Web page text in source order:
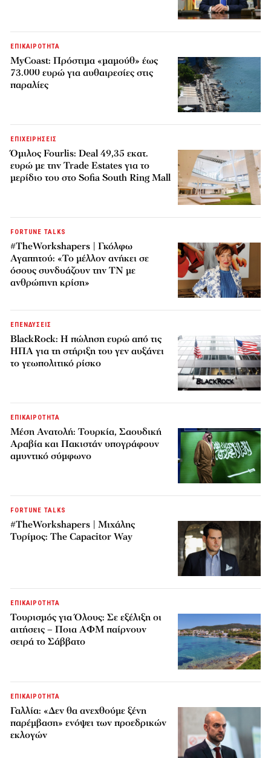
ΕΠΙΚΑΙΡΟΤΗΤΑ
MyCoast: Πρόστιμα «μαμούθ» έως
73.000 ευρώ για αυθαιρεσίες στις
παραλίες
ΕΠΙΧΕΙΡΗΣΕΙΣ
Όμιλος Fourlis: Deal 49,35 εκατ.
ευρώ με την Trade Estates για το
μερίδιο του στο Sofia South Ring Mall
FORTUNE TALKS
#TheWorkshapers | Γκόλφω
Αγαπητού: «Το μέλλον ανήκει σε
όσους συνδυάζουν την ΤΝ με
ανθρώπινη κρίση»
ΕΠΕΝΔΥΣΕΙΣ
BlackRock: Η πώληση ευρώ από τις
ΗΠΑ για τη στήριξη του γεν αυξάνει
το γεωπολιτικό ρίσκο
ΕΠΙΚΑΙΡΟΤΗΤΑ
Μέση Ανατολή: Τουρκία, Σαουδική
Αραβία και Πακιστάν υπογράφουν
αμυντικό σύμφωνο
FORTUNE TALKS
#TheWorkshapers | Μιχάλης
Τυρίμος: The Capacitor Way
ΕΠΙΚΑΙΡΟΤΗΤΑ
Τουρισμός για Όλους: Σε εξέλιξη οι
αιτήσεις – Ποια ΑΦΜ παίρνουν
σειρά το Σάββατο
ΕΠΙΚΑΙΡΟΤΗΤΑ
Γαλλία: «Δεν θα ανεχθούμε ξένη
παρέμβαση» ενόψει των προεδρικών
εκλογών